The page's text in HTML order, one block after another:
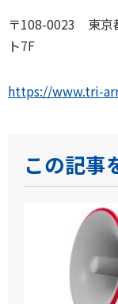
〒108-0023 東京
ト7F
https://www.tri-
この記事